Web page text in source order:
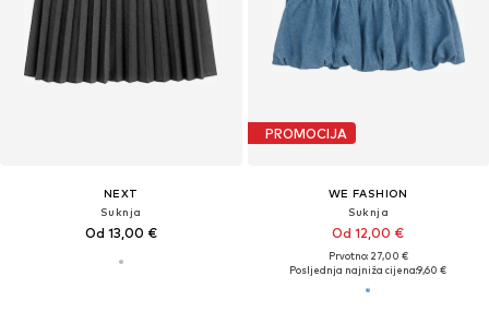
NEXT
Suknja
Od 13,00 €
PROMOCIJA
WE FASHION
Suknja
Od 12,00 €
Prvotno: 27,00 €
Posljednja najniža cijena:9,60 €